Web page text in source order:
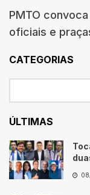
PMTO
oficiais e
CATEGORIAS
ÚLTIMAS